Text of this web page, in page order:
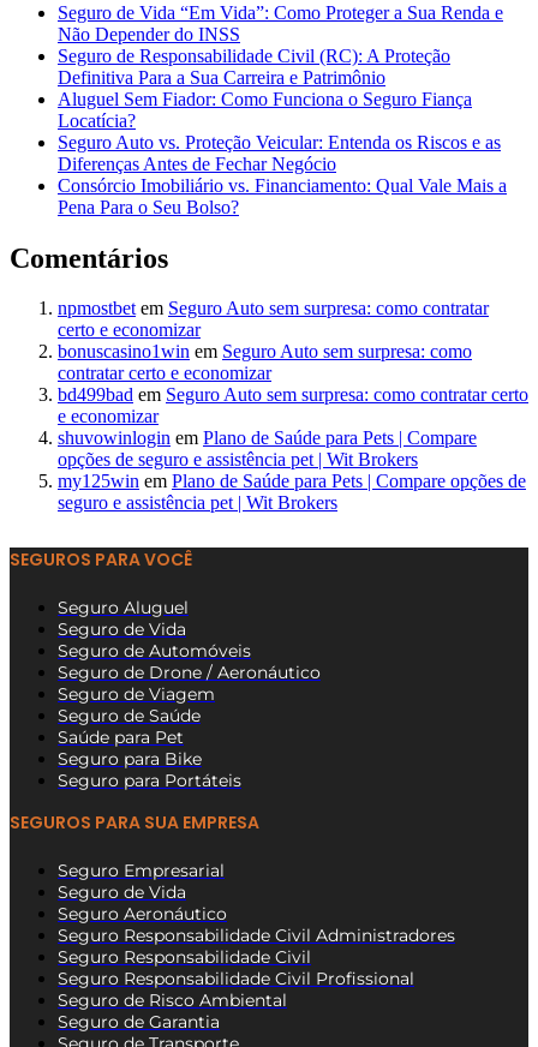
Seguro de Vida “Em Vida”: Como Proteger a Sua Renda e
Não Depender do INSS
Seguro de Responsabilidade Civil (RC): A Proteção
Definitiva Para a Sua Carreira e Patrimônio
Aluguel Sem Fiador: Como Funciona o Seguro Fiança
Locatícia?
Seguro Auto vs. Proteção Veicular: Entenda os Riscos e as
Diferenças Antes de Fechar Negócio
Consórcio Imobiliário vs. Financiamento: Qual Vale Mais a
Pena Para o Seu Bolso?
Comentários
npmostbetem Seguro Auto sem surpresa: como contratar
certo e economizar
bonuscasino1win em Seguro Auto sem surpresa: como
contratar certo e economizar
bd499bad em Seguro Auto sem surpresa: como contratar certo
e economizar
shuvowinlogin em Plano de Saúde para Pets | Compare
opções de seguro e assistência pet | Wit Brokers
my125win em Plano de Saúde para Pets | Compare opções de
seguro e assistência pet | Wit Brokers
SEGUROS PARA VOCÊ
Seguro Aluguel
Seguro de Vida
Seguro de Automóveis
Seguro de Drone / Aeronáutico
Seguro de Viagem
Seguro de Saúde
Saúde para Pet
Seguro para Bike
Seguro para Portáteis
SEGUROS PARA SUA EMPRESA
Seguro Empresarial
Seguro de Vida
Seguro Aeronáutico
Seguro Responsabilidade Civil Administradores
Seguro Responsabilidade Civil
Seguro Responsabilidade Civil Profissional
Seguro de Risco Ambiental
Seguro de Garantia